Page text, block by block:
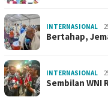
INTERNASIONAL
Bertahap,
INTERNASIONAL
Sembilan WNI